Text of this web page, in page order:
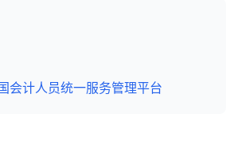
会计人员统一服务管理平台